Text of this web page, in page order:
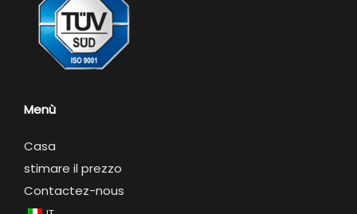
Menù
Casa
stimare il prezzo
Contactez-nous